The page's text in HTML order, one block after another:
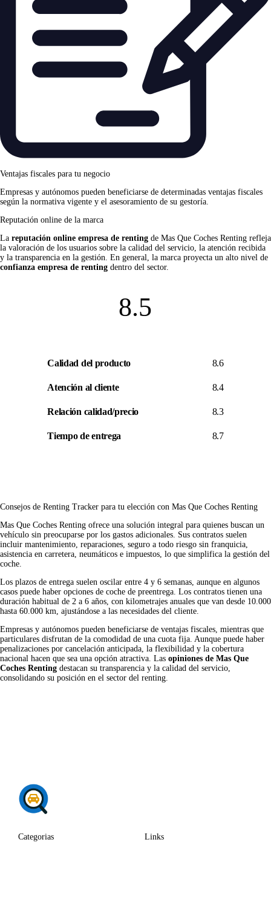
Ventajas fiscales para tu negocio
Empresas y autónomos pueden beneficiarse de determinadas ventajas fiscales
según la normativa vigente y el asesoramiento de su gestoría.
Reputación online de la marca
La reputación online empresa de renting de Mas Que Coches Renting refleja
la valoración de los usuarios sobre la calidad del servicio, la atención recibida
y la transparencia en la gestión. En general, la marca proyecta un alto nivel de
confianza empresa de renting dentro del sector.
8.5
Calidad del producto 8.6
Atención al cliente 8.4
Relación calidad/precio 8.3
Tiempo de entrega 8.7
Consejos de Renting Tracker para tu elección con Mas Que Coches Renting
Mas Que Coches Renting ofrece una solución integral para quienes buscan un
vehículo sin preocuparse por los gastos adicionales. Sus contratos suelen
incluir mantenimiento, reparaciones, seguro a todo riesgo sin franquicia,
asistencia en carretera, neumáticos e impuestos, lo que simplifica la gestión del
coche.
Los plazos de entrega suelen oscilar entre 4 y 6 semanas, aunque en algunos
casos puede haber opciones de coche de preentrega. Los contratos tienen una
duración habitual de 2 a 6 años, con kilometrajes anuales que van desde 10.000
hasta 60.000 km, ajustándose a las necesidades del cliente.
Empresas y autónomos pueden beneficiarse de ventajas fiscales, mientras que
particulares disfrutan de la comodidad de una cuota fija. Aunque puede haber
penalizaciones por cancelación anticipada, la flexibilidad y la cobertura
nacional hacen que sea una opción atractiva. Las opiniones de Mas Que
Coches Renting destacan su transparencia y la calidad del servicio,
consolidando su posición en el sector del renting.
Categorias Links